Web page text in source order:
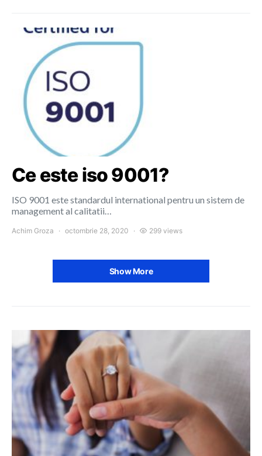
Ce este iso 9001?
ISO 9001 este standardul international pentru un sistem de
management al calitatii…
Achim Groza octombrie 28, 2020 299 views
Show More